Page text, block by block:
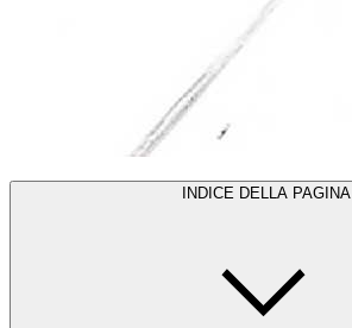
INDICE DELLA PAGINA